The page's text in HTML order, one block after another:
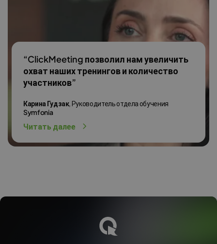
“ClickMeeting позволил нам увеличить
охват наших тренингов и количество
участников”
Карина Гудзак, Руководитель отдела обучения
Symfonia
Читать далее